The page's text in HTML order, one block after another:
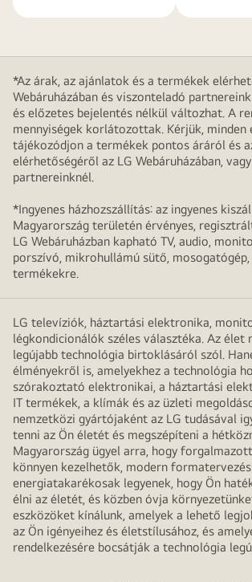
*Az árak, az ajánlatok és a termékek
Webáruházában és viszonteladó
és előzetes bejelentés nélkül változhat. A
mennyiségek korlátozottak. Kérjük, minden
tájékozódjon a termékek pontos áráról és
elérhetőségéről az LG Webáruházában,
partnereinknél.
*Ingyenes házhozszállítás: az ingyenes
Magyarország területén érvényes,
LG Webáruházban kapható TV, audio,
porszívó, mikrohullámú sütő, mosogatógép,
termékekre.
LG televíziók, háztartási elektronika,
légkondicionálók széles választéka. Az élet
legújabb technológia birtoklásáról szól.
élményekről is, amelyekhez a technológia
szórakoztató elektronikai, a háztartási
IT termékek, a klímák és az üzleti
nemzetközi gyártójaként az LG tudásával
tenni az Ön életét és megszépíteni a
Magyarország ügyel arra, hogy
könnyen kezelhetők, modern
energiatakarékosak legyenek, hogy Ön
élni az életét, és közben óvja
eszközöket kínálunk, amelyek a lehető
az Ön igényeihez és életstílusához, és
rendelkezésére bocsátják a technológia